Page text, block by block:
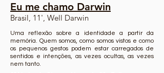
Eu me chamo Darwin
Brasil, 11', Well Darwin
Uma reflexão sobre a identidade a partir da
memória. Quem somos, como somos vistos e como
os pequenos gestos podem estar carregados de
sentidos e intenções, as vezes ocultas, as vezes
nem tanto.